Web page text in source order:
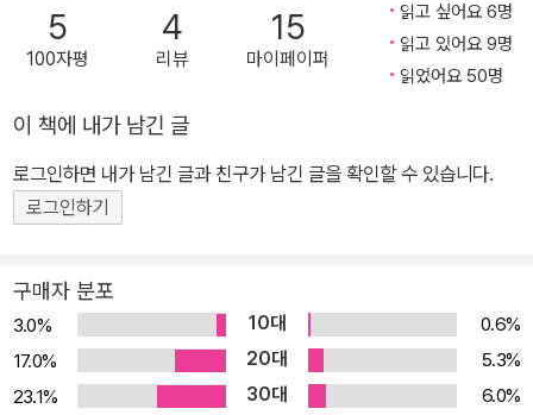
아니라 가명으로 낸 책으로도 큰 성공을 거둔 스티븐 킹과 로맹 가리
처럼, 조앤 K. 롤링은 자신의 명성에 얽매이지 않고 새로운 작가로서
쓸 수 있었으며, 전작에 대한 기대에 구애받지 않고 새로운 글로 또 한
번 독자들에게 다가갈 수 있어서 즐거웠다’고 밝혔다. 게다가 모든 로
열티를 기부할 것이라고 공언함으로써 돈이나 판매는 이번 행보에 중
자, 그 자체로 빼어난 완성도를 지닌 신선하고 날카로운 소설로서, 작
가의 저력을 다시 한 번 확인시켜 줄 것이다. 독창적인 터치로 새롭게
태어난 조앤 K. 롤링만의 탐정 소설 뛰어난 직관과 창의적 발상을 통
해 사건을 해결하는 독특한 주인공을 내세운 정통 탐정소설은 한때
5
100자평
4
리뷰
15
마이페이퍼
읽고 싶어요 6명
읽고 있어요 9명
읽었어요 50명
이 책에 내가 남긴 글
로그인하면 내가 남긴 글과 친구가 남긴 글을 확인할 수 있습니다.
로그인하기
구매자 분포
3.0% 10대
0.6%
17.0%
20대
5.3%
23.1%
30대
6.0%